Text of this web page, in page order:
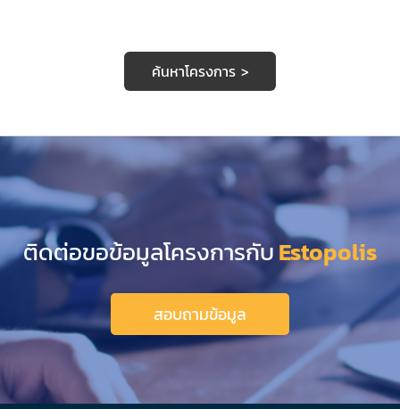
ค้นหาโครงการ >
ติดต่อขอข้อมูลโครงการกับEstopolis
สอบถามข้อมูล